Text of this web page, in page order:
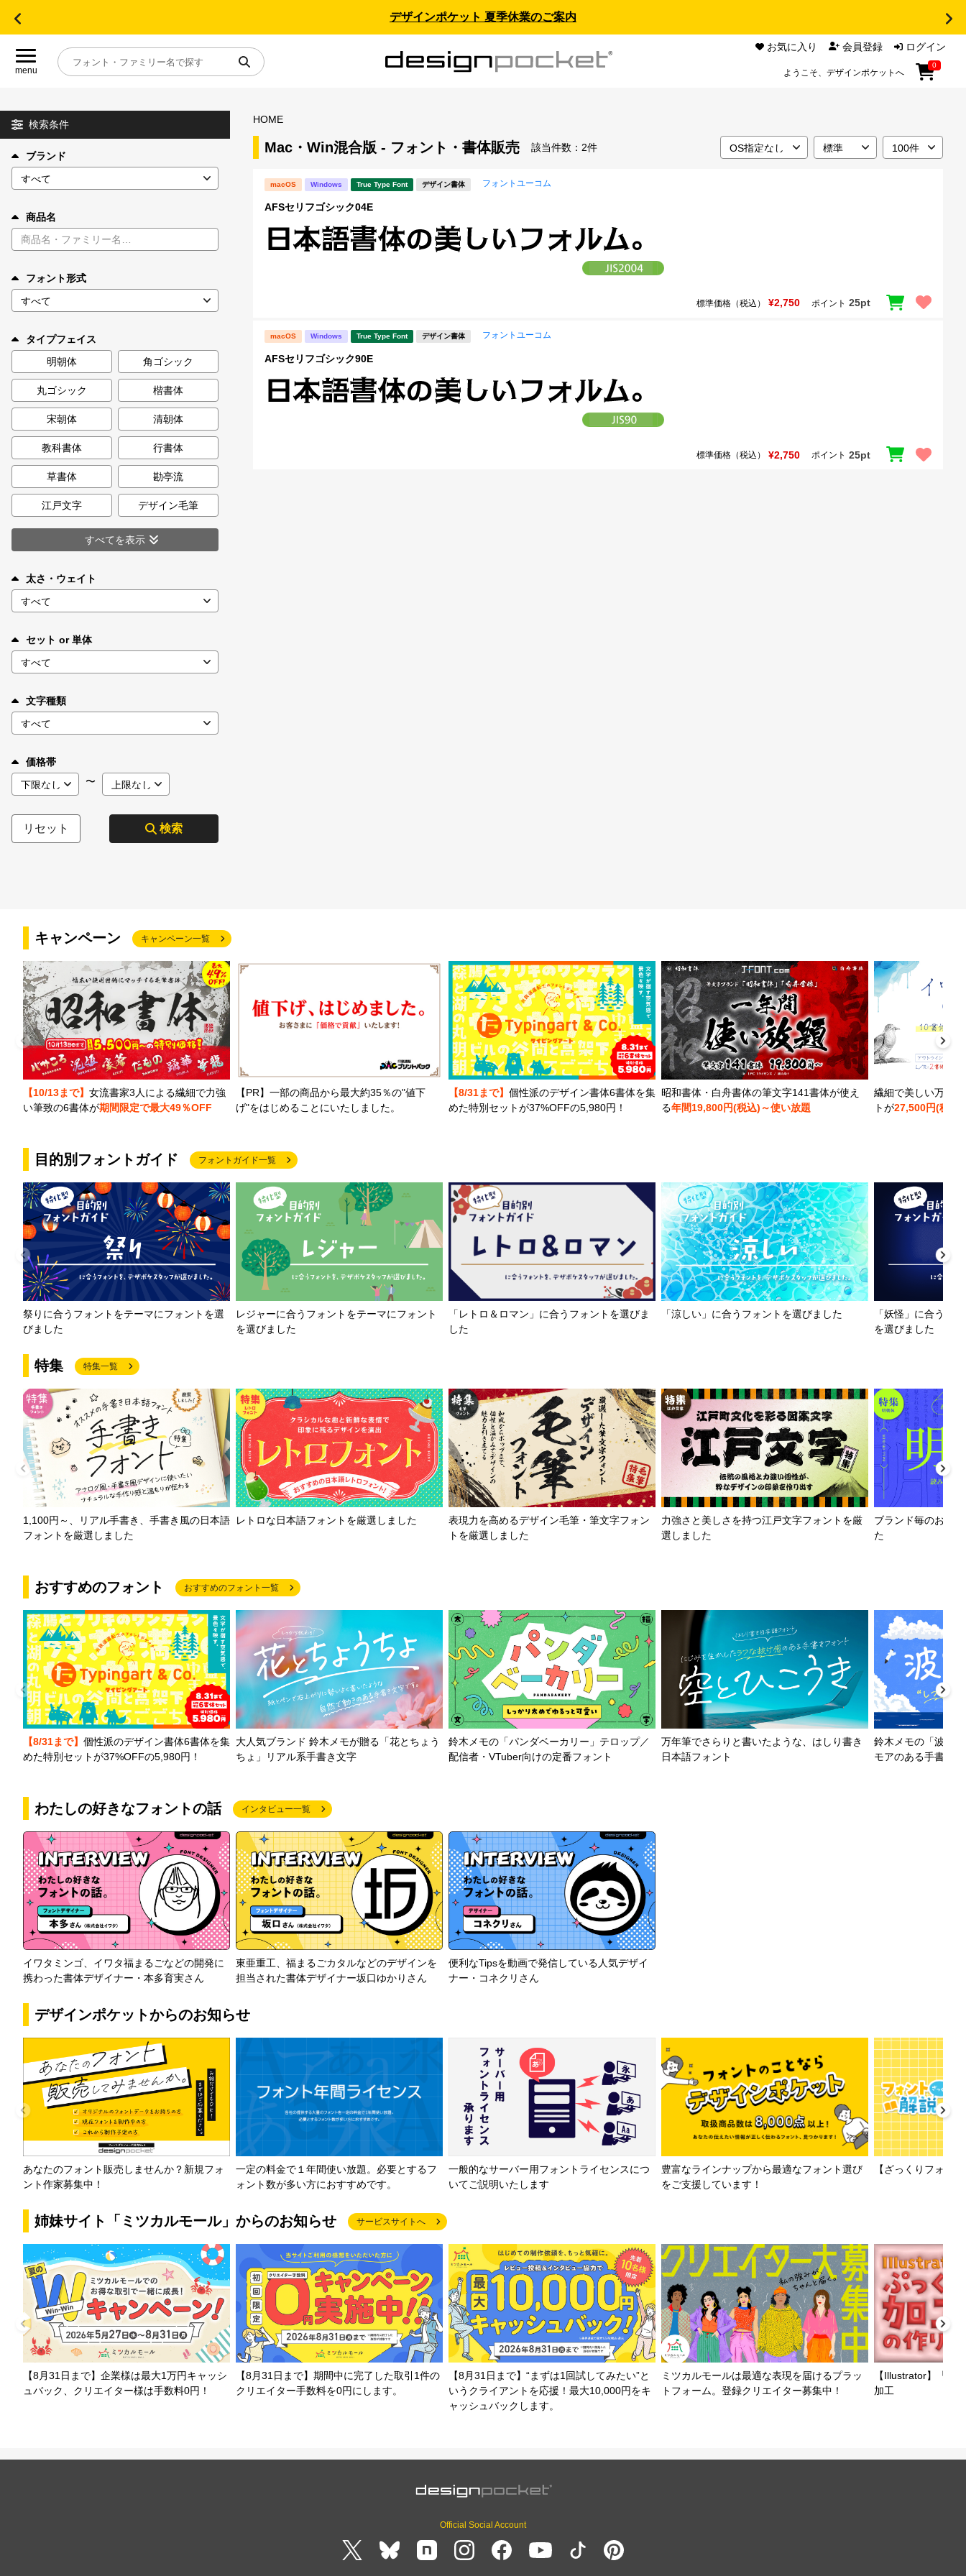
デザインポケット 夏季休業のご案内
menu
お気に入り 会員登録 ログイン
ようこそ、デザインポケットへ
0
目的別フォントガイド
特集
年間ライセンス商品
キャンペーン一覧
カート 0
マイページ
お気に入り
ご利用ガイド
お問い合わせ
検索条件
ブランド
商品名
フォント形式
タイプフェイス
明朝体
角ゴシック
丸ゴシック 楷書体
宋朝体 清朝体
教科書体 行書体
草書体 勘亭流
江戸文字 デザイン毛筆
すべてを表示
太さ・ウェイト
セット or 単体
文字種類
価格帯
〜
リセット 検索
HOME
Mac・Win混合版 - フォント・書体販売 該当件数： 2件
macOS Windows True Type Font デザイン書体 フォントユーコム
AFSセリフゴシック04E
標準価格（税込） ¥2,750 ポイント 25pt
macOS Windows True Type Font デザイン書体 フォントユーコム
AFSセリフゴシック90E
標準価格（税込） ¥2,750 ポイント 25pt
キャンペーン キャンペーン一覧
【10/13まで】 女流書家3人による繊細で力強
い筆致の6書体が期間限定で最大49％OFF
【PR】一部の商品から最大約35％の"値下
げ"をはじめることにいたしました。
【8/31まで】 個性派のデザイン書体6書体を集
めた特別セットが37%OFFの5,980円！
昭和書体・白舟書体の筆文字141書体が使え
る年間19,800円(税込)～使い放題
繊細で美しい万年
トが27,500円(税込)
目的別フォントガイド フォントガイド一覧
祭りに合うフォントをテーマにフォントを選
びました
レジャーに合うフォントをテーマにフォント
を選びました
「レトロ＆ロマン」に合うフォントを選びま
した
「涼しい」に合うフォントを選びました
「妖怪」に合うフ
を選びました
特集 特集一覧
1,100円～、リアル手書き、手書き風の日本語
フォントを厳選しました
レトロな日本語フォントを厳選しました
表現力を高めるデザイン毛筆・筆文字フォン
トを厳選しました
力強さと美しさを持つ江戸文字フォントを厳
選しました
ブランド毎のおす
た
おすすめのフォント おすすめのフォント一覧
【8/31まで】 個性派のデザイン書体6書体を集
めた特別セットが37%OFFの5,980円！
大人気ブランド 鈴木メモが贈る「花とちょう
ちょ」リアル系手書き文字
鈴木メモの「パンダベーカリー」テロップ／
配信者・VTuber向けの定番フォント
万年筆でさらりと書いたような、はしり書き
日本語フォント
鈴木メモの「波と
モアのある手書き
わたしの好きなフォントの話 インタビュー一覧
イワタミンゴ、イワタ福まるごなどの開発に
携わった書体デザイナー・本多育実さん
東亜重工、福まるごカタルなどのデザインを
担当された書体デザイナー坂口ゆかりさん
便利なTipsを動画で発信している人気デザイ
ナー・コネクリさん
デザインポケットからのお知らせ
あなたのフォント販売しませんか？新規フォ
ント作家募集中！
一定の料金で１年間使い放題。必要とするフ
ォント数が多い方におすすめです。
一般的なサーバー用フォントライセンスにつ
いてご説明いたします
豊富なラインナップから最適なフォント選び
をご支援しています！
【ざっくりフォン
姉妹サイト「ミツカルモール」からのお知らせ サービスサイトへ
【8月31日まで】企業様は最大1万円キャッシ
ュバック、クリエイター様は手数料0円！
【8月31日まで】期間中に完了した取引1件の
クリエイター手数料を0円にします。
【8月31日まで】“まずは1回試してみたい”と
いうクライアントを応援！最大10,000円をキ
ャッシュバックします。
ミツカルモールは最適な表現を届けるプラッ
トフォーム。登録クリエイター募集中！
【Illustrator】「3D
加工
Official Social Account